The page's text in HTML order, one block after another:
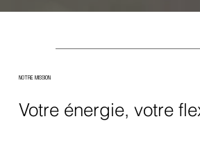
NOTRE MISSION
Votre énergie, votre